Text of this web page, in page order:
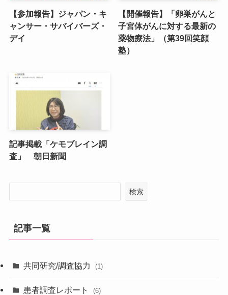
【参加報告】ジャパン・キ
ャンサー・サバイバーズ・
デイ
【開催報告】「卵巣がんと
子宮体がんに対する最新の
薬物療法」（第39回笑顔
塾）
記事掲載「ケモブレイン調
査」 朝日新聞
検索
記事一覧
共同研究/調査協力 (1)
患者調査レポート (6)